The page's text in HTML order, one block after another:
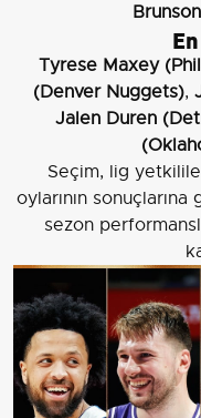
Tyrese Maxey
(Denver Nuggets),
Jalen Duren
Seçim, lig
oylarının
sezon